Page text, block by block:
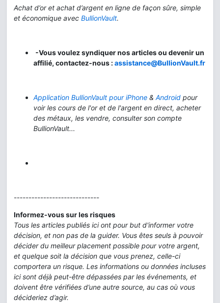
Achat d’or et achat d’argent en ligne de façon sûre, simple
et économique avec BullionVault.
-Vous voulez syndiquer nos articles ou devenir un
affilié, contactez-nous :assistance@BullionVault.fr
Application BullionVault pour iPhone & Android pour
voir les cours de l'or et de l'argent en direct, acheter
des métaux, les vendre, consulter son compte
BullionVault...
-----------------------------
Informez-vous sur les risques
Tous les articles publiés ici ont pour but d'informer votre
décision, et non pas de la guider. Vous êtes seuls à pouvoir
décider du meilleur placement possible pour votre argent,
et quelque soit la décision que vous prenez, celle-ci
comportera un risque. Les informations ou données incluses
ici sont déjà peut-être dépassées par les événements, et
doivent être vérifiées d’une autre source, au cas où vous
décideriez d’agir.